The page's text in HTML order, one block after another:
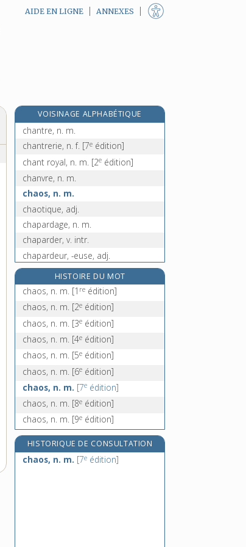
AIDE EN LIGNE ANNEXES
VOISINAGE ALPHABÉTIQUE
chantourner, v. tr.
chantre, n. m.
chantrerie, n. f. [7e édition]
chant royal, n. m. [2e édition]
chanvre, n. m.
chaos, n. m.
chaotique, adj.
chapardage, n. m.
chaparder, v. intr.
chapardeur, -euse, adj.
chape, n. f.
chapé, adj.[4eédition]
chapeau, n. m.
chapeauter, v. tr.
chapechute, n. f. [8 édition]
HISTOIRE DU MOT
chaos, n. m. [1 re édition]
chaos, n. m. [2e édition]
chaos, n. m. [3e édition]
chaos, n. m. [4e édition]
chaos, n. m. [5e édition]
chaos, n. m. [6e édition]
chaos, n. m. [7e édition]
chaos, n. m. [8e édition]
chaos, n. m. [9e édition]
HISTORIQUE DE CONSULTATION
chaos, n. m. [7e édition]